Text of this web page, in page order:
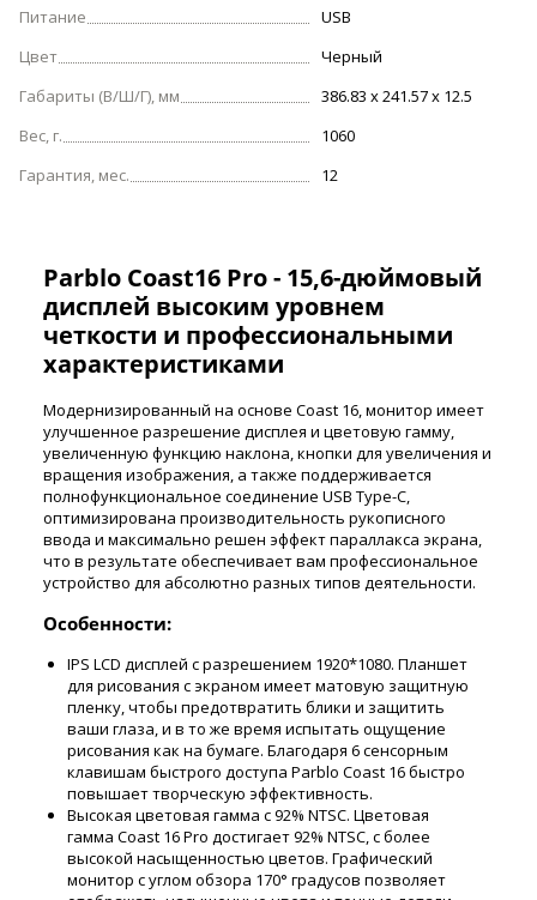
Питание
USB
Цвет
Черный
Габариты (В/Ш/Г), мм
386.83 x 241.57 x 12.5
Вес, г.
1060
Гарантия, мес.
12
Parblo Coast16 Pro - 15,6-дюймовый
дисплей высоким уровнем
четкости и профессиональными
характеристиками
Модернизированный на основе Coast 16, монитор имеет
улучшенное разрешение дисплея и цветовую гамму,
увеличенную функцию наклона, кнопки для увеличения и
вращения изображения, а также поддерживается
полнофункциональное соединение USB Type-C,
оптимизирована производительность рукописного
ввода и максимально решен эффект параллакса экрана,
что в результате обеспечивает вам профессиональное
устройство для абсолютно разных типов деятельности.
Особенности:
IPS LCD дисплей с разрешением 1920*1080. Планшет
для рисования с экраном имеет матовую защитную
пленку, чтобы предотвратить блики и защитить
ваши глаза, и в то же время испытать ощущение
рисования как на бумаге. Благодаря 6 сенсорным
клавишам быстрого доступа Parblo Coast 16 быстро
повышает творческую эффективность.
Высокая цветовая гамма с 92% NTSC. Цветовая
гамма Coast 16 Pro достигает 92% NTSC, с более
высокой насыщенностью цветов. Графический
монитор с углом обзора 170° градусов позволяет